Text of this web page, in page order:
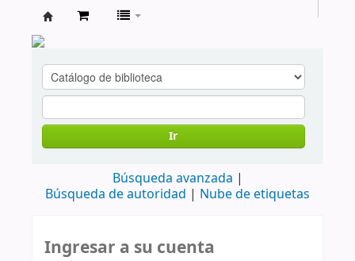
cendoc
Ir
Búsqueda avanzada
Búsqueda de autoridad
Nube de etiquetas
Ingresar a su cuenta